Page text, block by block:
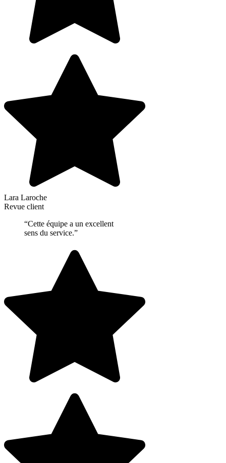
Lara Laroche
Revue client
“Cette équipe a un excellent
sens du service.”